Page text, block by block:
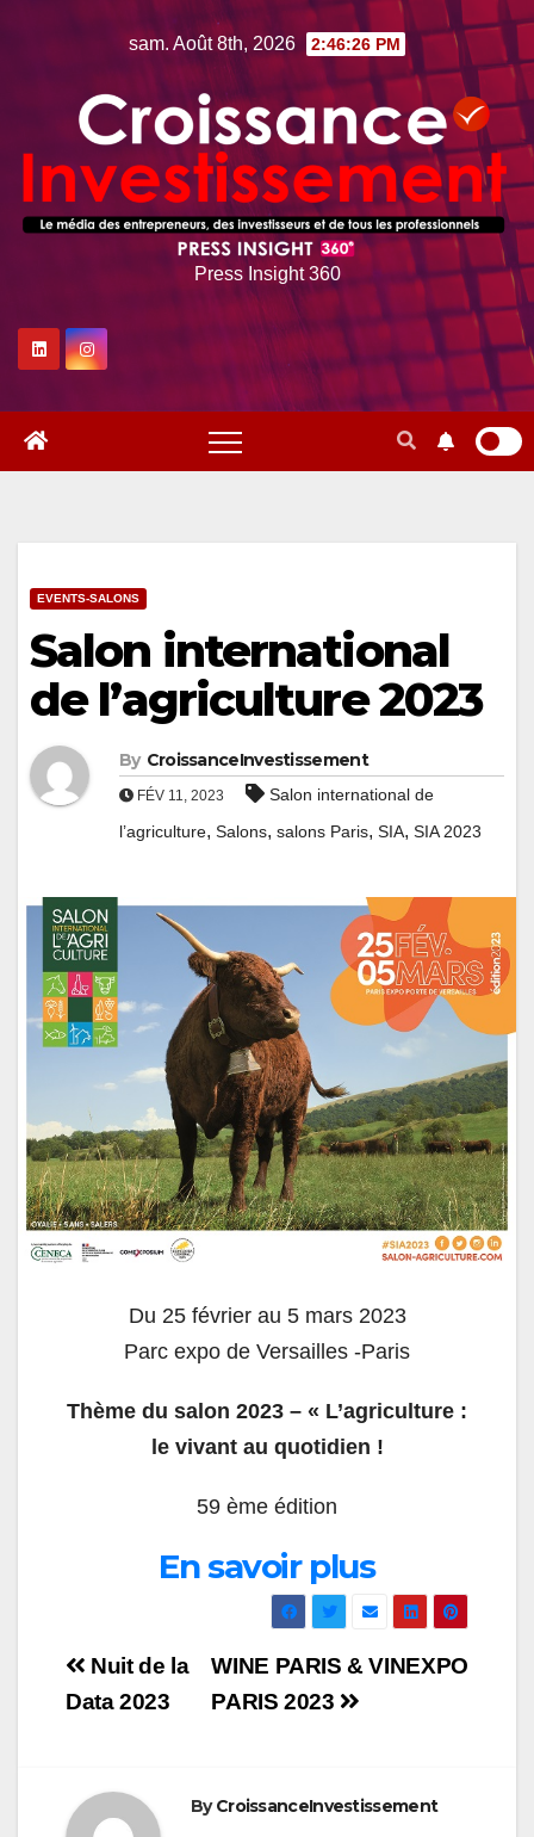
sam. Août 8th, 2026 2:46:27 PM
Press Insight 360
EVENTS-SALONS
Salon international
de l’agriculture 2023
By CroissanceInvestissement
FÉV 11, 2023
Salon international de
l’agriculture, Salons, salons Paris, SIA, SIA 2023
Du 25 février au 5 mars 2023
Parc expo de Versailles -Paris
Thème du salon 2023 – « L’agriculture :
le vivant au quotidien !
59 ème édition
En savoir plus
Navigation
de
WINE PARIS & VINEXPO
PARIS 2023
Nuit de la
Data 2023
ByCroissanceInvestissement